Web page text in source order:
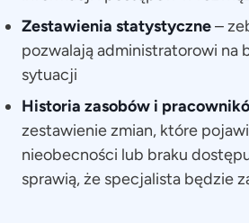
Zestawienia statystyczne–
pozwalają administratorowi na
sytuacji
Historia zasobów i
zestawienie zmian, które
nieobecności lub braku
sprawią, że specjalista będzie